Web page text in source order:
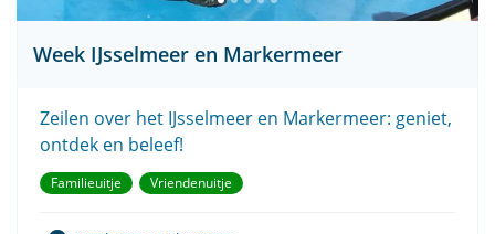
Week IJsselmeer en Markermeer
Zeilen over het IJsselmeer en Markermeer: geniet,
ontdek en beleef!
Familieuitje Vriendenuitje